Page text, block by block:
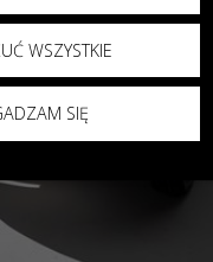
WSZYSTKIE
SIĘ